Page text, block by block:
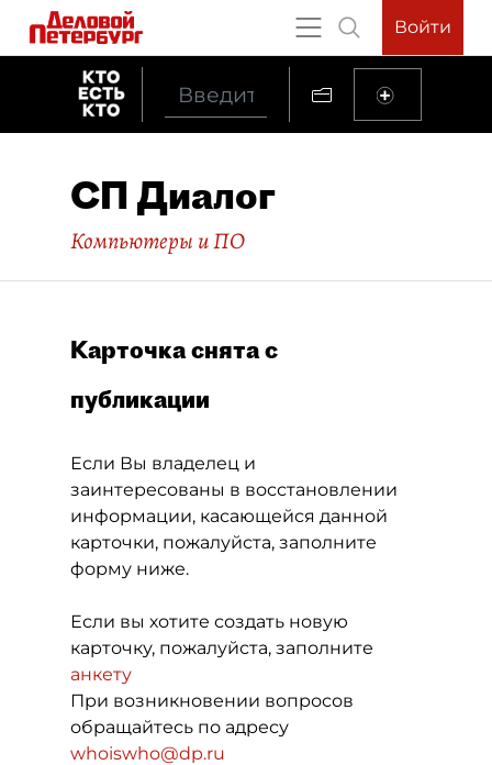
Войти
СП Диалог
Компьютеры и ПО
Карточка снята с
публикации
Если Вы владелец и
заинтересованы в восстановлении
информации, касающейся данной
карточки, пожалуйста, заполните
форму ниже.
Если вы хотите создать новую
карточку, пожалуйста, заполните
анкету
При возникновении вопросов
обращайтесь по адресу
whoiswho@dp.ru